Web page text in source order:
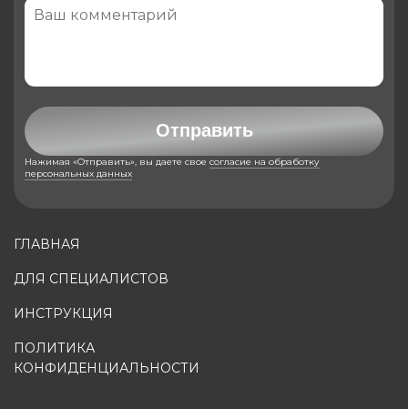
ГЛАВНАЯ
ДЛЯ СПЕЦИАЛИСТОВ
ИНСТРУКЦИЯ
ПОЛИТИКА
КОНФИДЕНЦИАЛЬНОСТИ
Отправить
Нажимая «Отправить», вы даете свое согласие на обработку
персональных данных